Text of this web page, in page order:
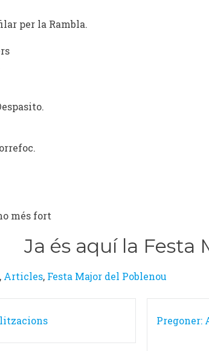
per la Rambla.
més fort
Ja és aquí la Festa
, Articles, Festa Major del Poblenou
Pregoner: